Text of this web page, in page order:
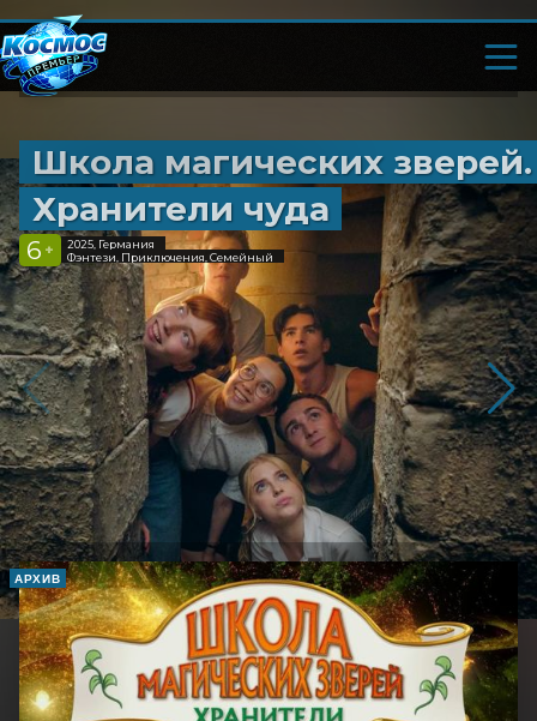
Школа магических зверей.
Хранители чуда
6 +
2025, Германия
Фэнтези, Приключения, Семейный
АРХИВ